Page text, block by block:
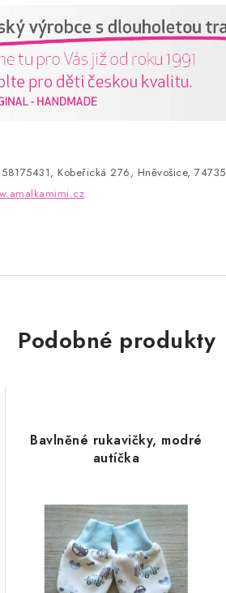
Kobeřická 276, Hněvošice, 74735
Podobné produkty
Bavlněné rukavičky, modré
autíčka